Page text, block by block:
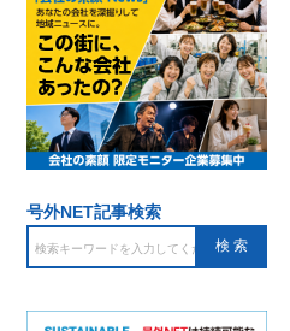
号外NET記事検索